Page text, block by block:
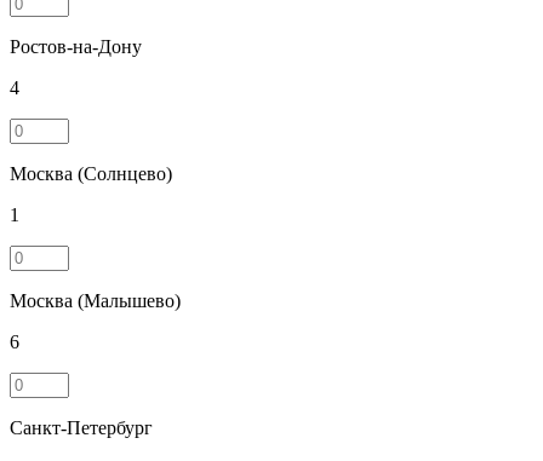
Ростов-на-Дону
4
Москва (Солнцево)
1
Москва (Малышево)
6
Санкт-Петербург